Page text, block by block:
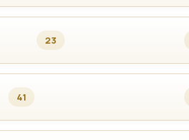
23
41